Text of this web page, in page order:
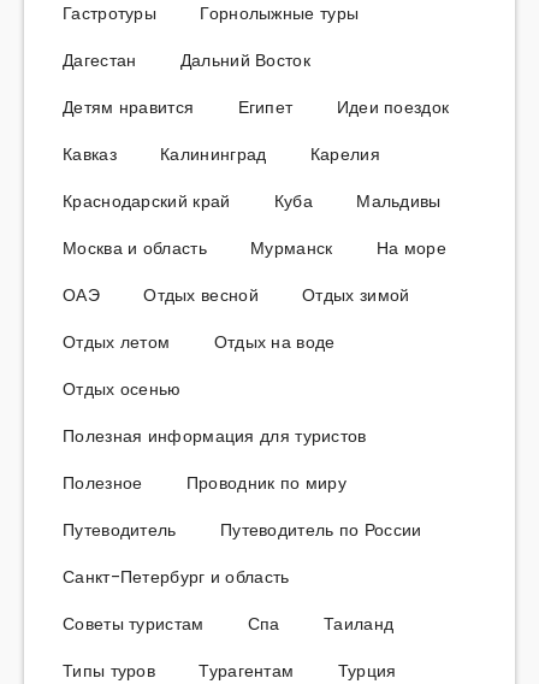
Гастротуры
Горнолыжные туры
Дагестан
Дальний Восток
Детям нравится
Египет
Идеи поездок
Кавказ
Калининград
Карелия
Краснодарский край
Куба
Мальдивы
Москва и область
Мурманск
На море
ОАЭ
Отдых весной
Отдых зимой
Отдых летом
Отдых на воде
Отдых осенью
Полезная информация для туристов
Полезное
Проводник по миру
Путеводитель
Путеводитель по России
Санкт-Петербург и область
Советы туристам
Спа
Таиланд
Типы туров
Турагентам Турция